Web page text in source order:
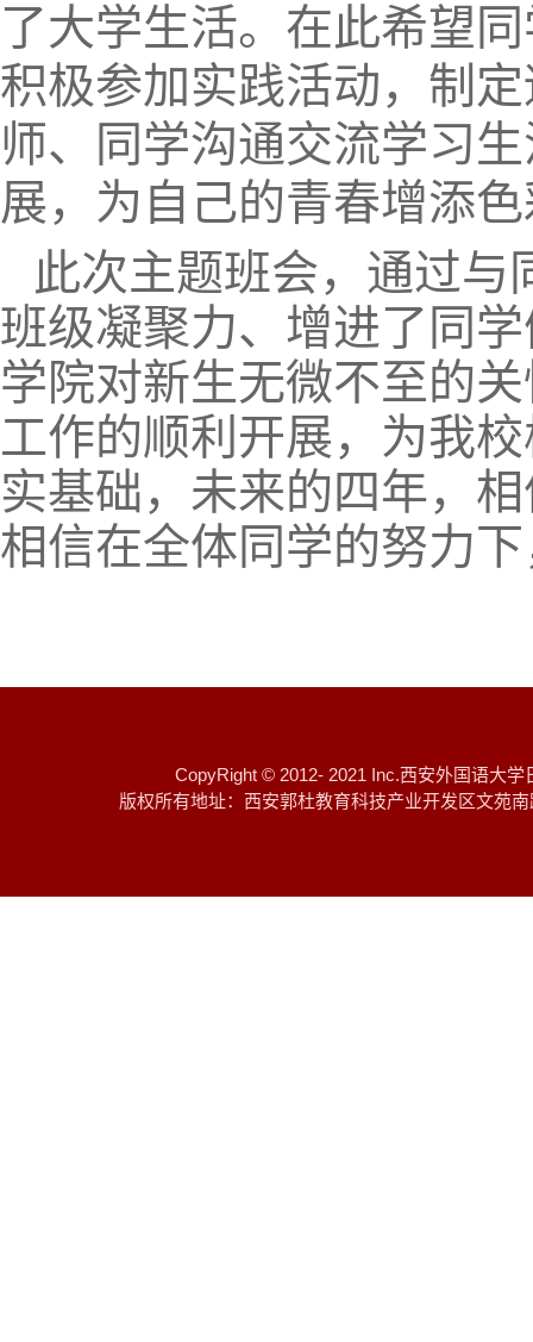
了大学生活。在此希望
积极参加实践活动，制
师、同学沟通交流学习
展，为自己的青春增添
此次主题班会，通过
班级凝聚力、增进了同
学院对新生无微不至的
工作的顺利开展，为我
实基础，未来的四年，
相信在全体同学的努力
CopyRight © 2012- 2021 Inc.西安
版权所有地址：西安郭杜教育科技产业开发区文苑